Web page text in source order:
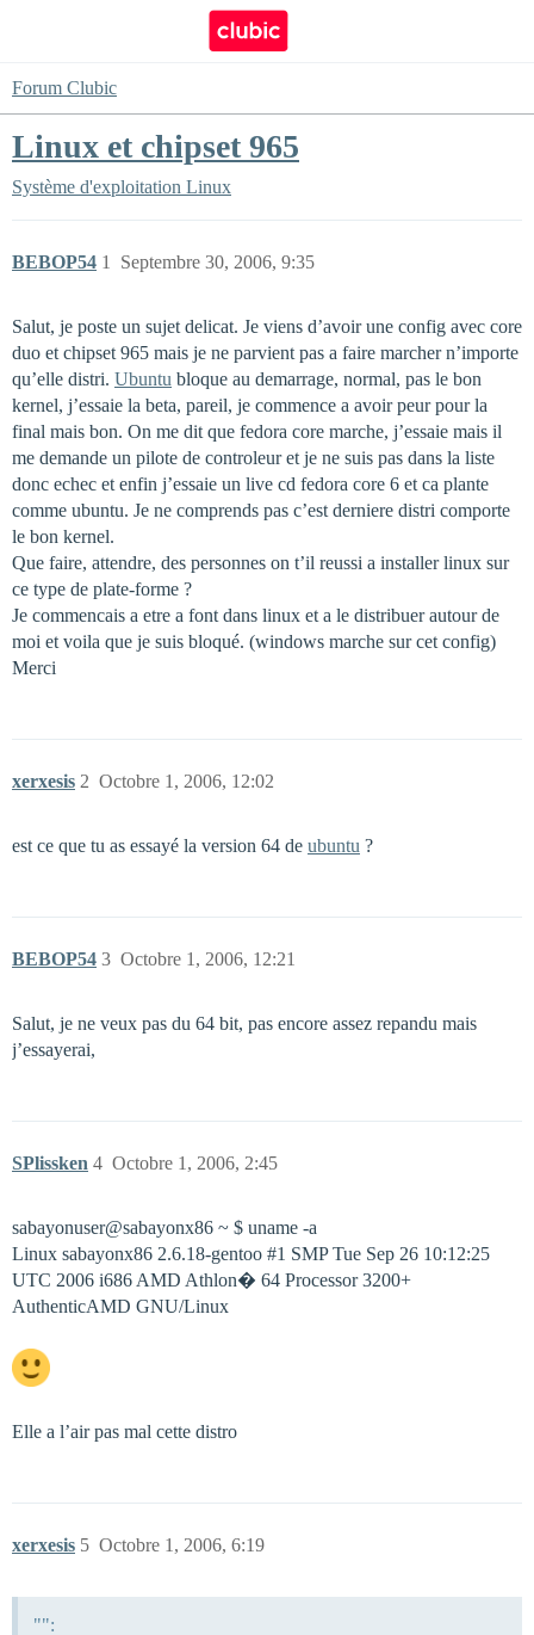
Forum Clubic
Linux et chipset 965
Système d'exploitation Linux
BEBOP54 Septembre 30, 2006, 9:35
1
Salut, je poste un sujet delicat. Je viens d’avoir une config avec core
duo et chipset 965 mais je ne parvient pas a faire marcher n’importe
qu’elle distri. Ubuntu bloque au demarrage, normal, pas le bon
kernel, j’essaie la beta, pareil, je commence a avoir peur pour la
final mais bon. On me dit que fedora core marche, j’essaie mais il
me demande un pilote de controleur et je ne suis pas dans la liste
donc echec et enfin j’essaie un live cd fedora core 6 et ca plante
comme ubuntu. Je ne comprends pas c’est derniere distri comporte
le bon kernel.
Que faire, attendre, des personnes on t’il reussi a installer linux sur
ce type de plate-forme ?
Je commencais a etre a font dans linux et a le distribuer autour de
moi et voila que je suis bloqué. (windows marche sur cet config)
Merci
xerxesis Octobre 1, 2006, 12:02
2
est ce que tu as essayé la version 64 de ubuntu ?
BEBOP54 Octobre 1, 2006, 12:21
3
Salut, je ne veux pas du 64 bit, pas encore assez repandu mais
j’essayerai,
SPlissken Octobre 1, 2006, 2:45
4
sabayonuser@sabayonx86 ~ $ uname -a
Linux sabayonx86 2.6.18-gentoo #1 SMP Tue Sep 26 10:12:25
UTC 2006 i686 AMD Athlon� 64 Processor 3200+
AuthenticAMD GNU/Linux
Elle a l’air pas mal cette distro
xerxesis Octobre 1, 2006, 6:19
5
"":